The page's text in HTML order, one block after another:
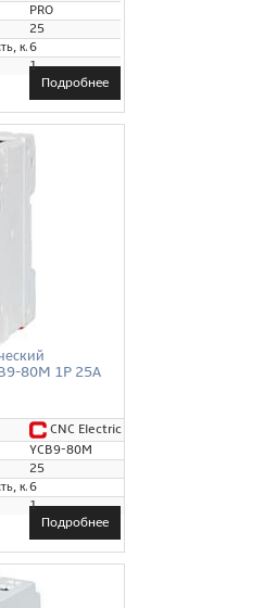
PRO
25
кА:
6
1
Подробнее
80M 1P 25А
CNC Electric
YCB9-80M
25
кА:
6
1
Подробнее